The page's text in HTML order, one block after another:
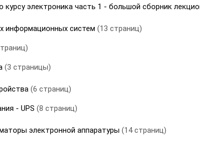
курсу электроника часть 1 - большой сборник
информационных систем (13 страниц)
(3 страницы)
(6 страниц)
- UPS (8 страниц)
электронной аппаратуры (14 страниц)